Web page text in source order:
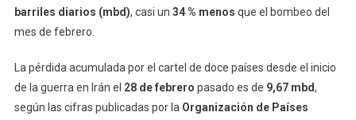
barriles diarios (mbd), casi un 34 % menos que el bombeo del
mes de febrero.
La pérdida acumulada por el cartel de doce países desde el inicio
de la guerra en Irán el 28 de febrero pasado es de 9,67 mbd,
según las cifras publicadas por la Organización de Países